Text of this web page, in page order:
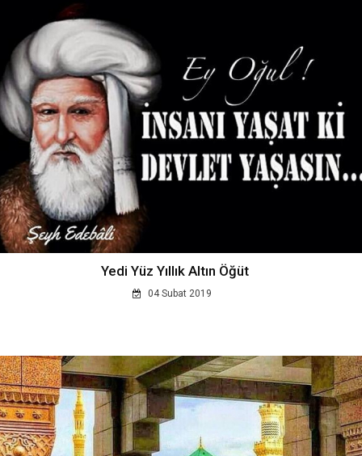
Yedi Yüz Yıllık Altın Öğüt
04 Subat 2019